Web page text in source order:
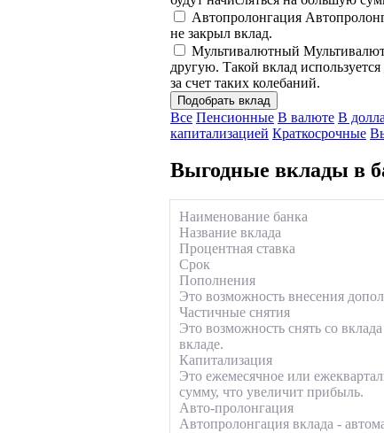
Автопролонгация
не закрыл вклад.
Мультивалютный
другую. Такой вклад
за счет таких колебаний.
Подобрать вклад
Все Пенсионные В валюте В
капитализацией Краткосрочные
Выгодные вклады в
Наименование банка
Название вклада
Процентная ставка
Срок
Пополнения
Это возможность внесения
Частичные снятия
Это возможность снять со
вкладе.
Капитализация
Это ежемесячное или
сумму, что увеличит прибыль.
Авто-пролонгация
Автопролонгация вклада -